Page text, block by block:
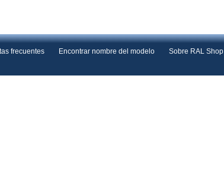
frecuentes Encontrar nombre del modelo Sobre RAL Shop